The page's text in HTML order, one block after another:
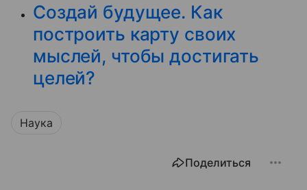
Создай будущее. Как
построить карту своих
мыслей, чтобы достигать
целей?
Наука
Поделиться